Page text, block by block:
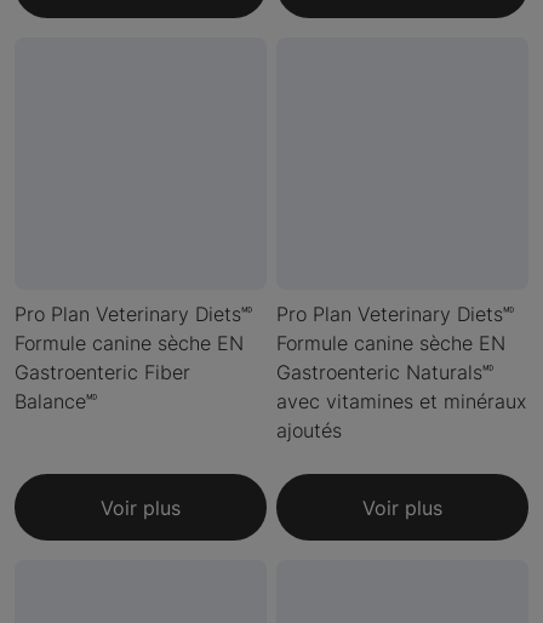
Pro Plan Veterinary Diets🅫
Formule canine sèche EN
Gastroenteric Fiber
Balance🅫
Voir plus
Pro Plan Veterinary Diets🅫
Formule canine sèche EN
Gastroenteric Naturals🅫
avec vitamines et minéraux
ajoutés
Voir plus